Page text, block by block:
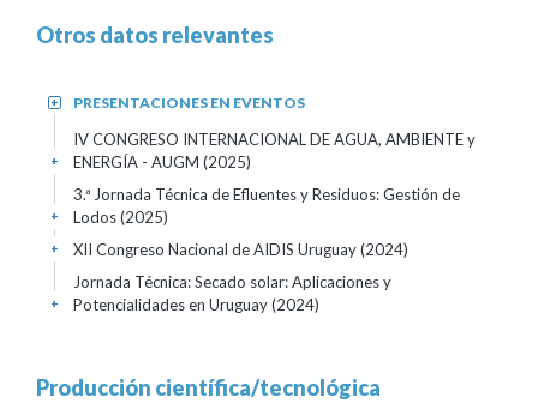
Otros datos relevantes
PRESENTACIONES EN EVENTOS
+
IV CONGRESO INTERNACIONAL DE AGUA, AMBIENTE y
ENERGÍA - AUGM (2025)
+
3.ª Jornada Técnica de Efluentes y Residuos: Gestión de
Lodos(2025)
+
XII Congreso Nacional de AIDIS Uruguay(2024)
+
Jornada Técnica: Secado solar: Aplicaciones y
Potencialidades en Uruguay(2024)
+
Producción científica/tecnológica